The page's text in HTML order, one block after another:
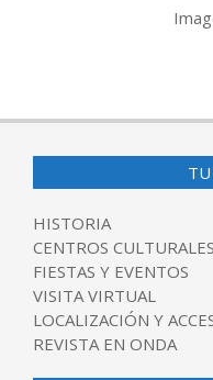
11-
HISTORIA
CENTROS CULTURALES
FIESTAS Y EVENTOS
VISITA VIRTUAL
LOCALIZACIÓN Y
REVISTA EN ONDA